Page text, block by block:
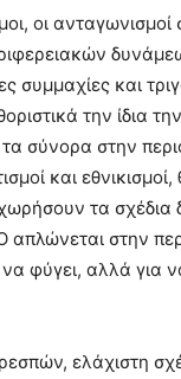
οι
συμμαχίες και
την ίδια
σύνορα στην
και
τα σχέδια
στην
να φύγει, αλλά για
ελάχιστη